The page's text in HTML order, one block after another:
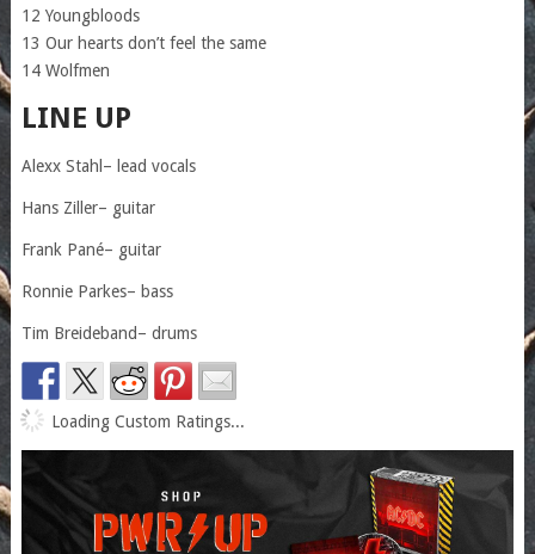
12 Youngbloods
13 Our hearts don’t feel the same
14 Wolfmen
LINE UP
Alexx Stahl– lead vocals
Hans Ziller– guitar
Frank Pané– guitar
Ronnie Parkes– bass
Tim Breideband– drums
Loading Custom Ratings...